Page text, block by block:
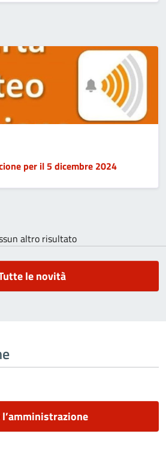
per il 5 dicembre 2024
altro risultato
le novità